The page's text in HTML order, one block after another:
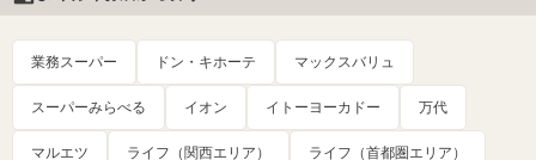
業務スーパー ドン・キホーテ マックスバリュ
スーパーみらべる イオン イトーヨーカドー 万代
マルエツ ライフ（関西エリア） ライフ（首都圏エリア）